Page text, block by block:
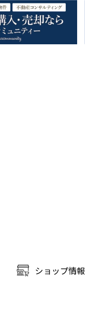
ショップ情報